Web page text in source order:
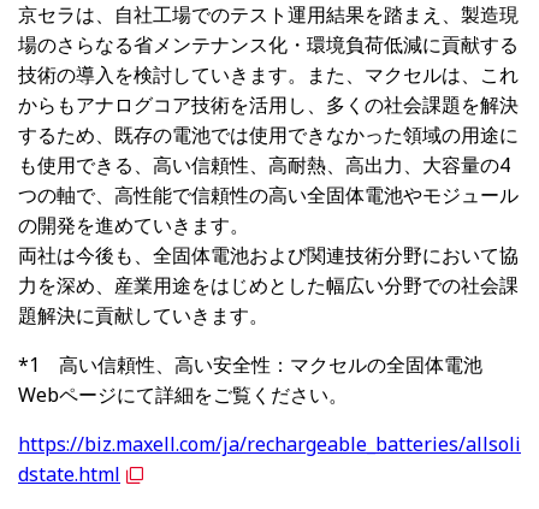
京セラは、自社工場でのテスト運用結果を踏まえ、製造現
場のさらなる省メンテナンス化・環境負荷低減に貢献する
技術の導入を検討していきます。また、マクセルは、これ
からもアナログコア技術を活用し、多くの社会課題を解決
するため、既存の電池では使用できなかった領域の用途に
も使用できる、高い信頼性、高耐熱、高出力、大容量の4
つの軸で、高性能で信頼性の高い全固体電池やモジュール
の開発を進めていきます。
両社は今後も、全固体電池および関連技術分野において協
力を深め、産業用途をはじめとした幅広い分野での社会課
題解決に貢献していきます。
*1 高い信頼性、高い安全性：マクセルの全固体電池
Webページにて詳細をご覧ください。
https://biz.maxell.com/ja/rechargeable_batteries/allsoli
dstate.html